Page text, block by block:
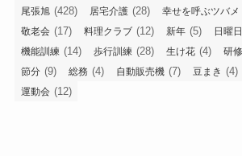
尾張旭 (428) 居宅介護 (28) 幸せを呼ぶツバメ
敬老会 (17) 料理クラブ (12) 新年 (5) 日曜日
機能訓練 (14) 歩行訓練 (28) 生け花 (4) 研修
節分 (9) 総務 (4) 自動販売機 (7) 豆まき (4)
運動会 (12)